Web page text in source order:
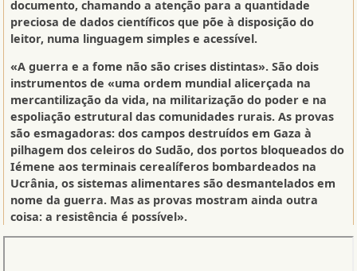
documento, chamando a atenção para a quantidade
preciosa de dados científicos que põe à disposição do
leitor, numa linguagem simples e acessível.
«A guerra e a fome não são crises distintas». São dois
instrumentos de «uma ordem mundial alicerçada na
mercantilização da vida, na militarização do poder e na
espoliação estrutural das comunidades rurais. As provas
são esmagadoras: dos campos destruídos em Gaza à
pilhagem dos celeiros do Sudão, dos portos bloqueados do
Iémene aos terminais cerealíferos bombardeados na
Ucrânia, os sistemas alimentares são desmantelados em
nome da guerra. Mas as provas mostram ainda outra
coisa: a resistência é possível».